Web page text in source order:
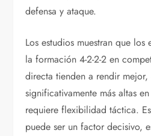
defensa y ataque.
Los estudios muestran que
la formación 4-2-2-2 en
directa tienden a rendir
significativamente más altas
requiere flexibilidad táctica.
puede ser un factor decisivo,